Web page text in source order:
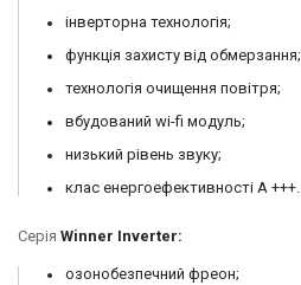
інверторна технологія;
функція захисту від обмерзання;
технологія очищення повітря;
вбудований wi-fi модуль;
низький рівень звуку;
клас енергоефективності А +++.
Серія Winner Inverter:
озонобезпечний фреон;